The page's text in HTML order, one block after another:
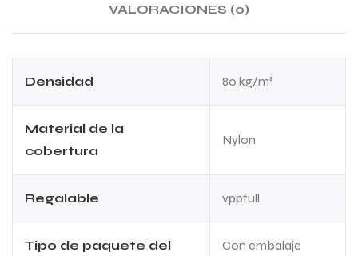
VALORACIONES (0)
Densidad 80 kg/m³
Material de la
cobertura
Nylon
Regalable vppfull
Tipo de paquete del
Con embalaje